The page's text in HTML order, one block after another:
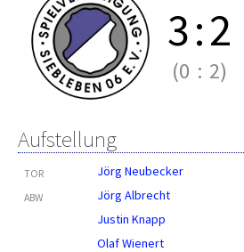
3:2
(0 : 2)
Aufstellung
TOR Jörg Neubecker
ABW
Jörg Albrecht
Justin Knapp
Olaf Wienert